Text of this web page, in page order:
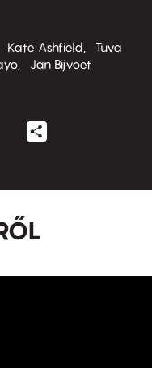
Kate Ashfield
Tuva
Jan Bijvoet